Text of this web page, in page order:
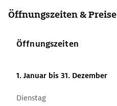
Öffnungszeiten & Preise
Öffnungszeiten
1. Januar bis 31. Dezember
Dienstag